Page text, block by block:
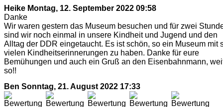
Heike Montag, 12. September 2022 09:58
Danke
Wir waren gestern das Museum besuchen und für zwei
sind wir noch einmal in unsere Kindheit und Jugend und den
Alltag der DDR eingetaucht. Es ist schön, so ein Museum mit
vielen Kindheitserinnerungen zu haben. Danke für eure
Bemühungen und auch ein Gruß an den Eisenbahnmann,
so!!
Ben Sonntag, 21. August 2022 17:33